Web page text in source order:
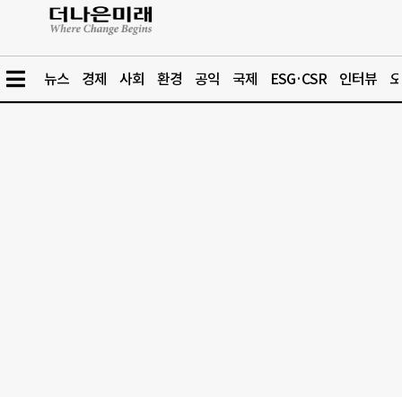
뉴스 경제 사회 환경 공익 국제 ESG·CSR 인터뷰